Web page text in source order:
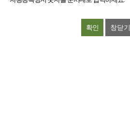
창닫기